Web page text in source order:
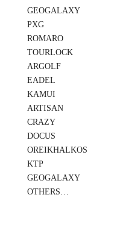
GEOGALAXY
PXG
ROMARO
TOURLOCK
ARGOLF
EADEL
KAMUI
ARTISAN
CRAZY
DOCUS
OREIKHALKOS
KTP
GEOGALAXY
OTHERS…